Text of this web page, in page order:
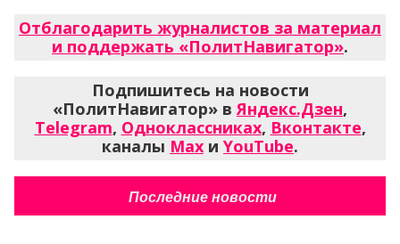
Отблагодарить журналистов за материал
и поддержать «ПолитНавигатор».
Подпишитесь на новости
«ПолитНавигатор» в Яндекс.Дзен,
Telegram, Одноклассниках, Вконтакте,
каналы Max и YouTube.
Последние новости